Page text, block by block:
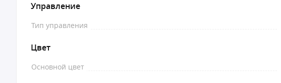
Управление
Тип управления
Цвет
Основной цвет